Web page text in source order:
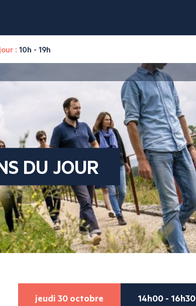
: 10h - 19h
DU JOUR
jeudi 30 octobre 14h00 - 16h30